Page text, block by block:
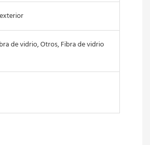
de vidrio, Otros, Fibra de vidrio